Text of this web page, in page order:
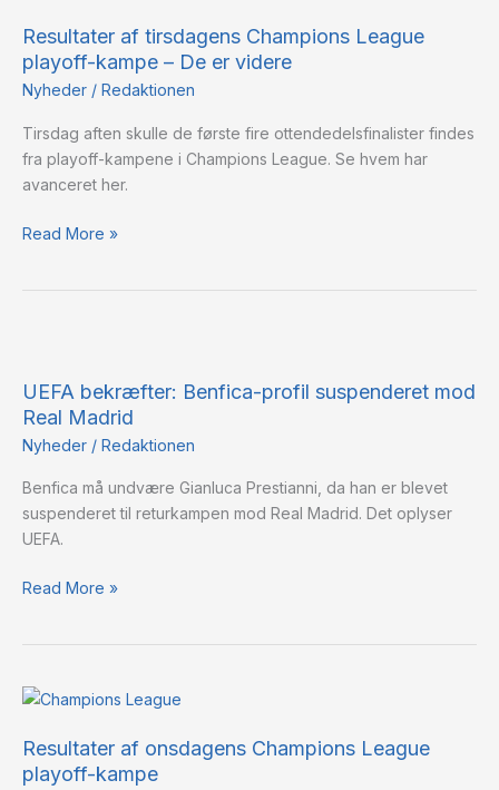
Resultater af tirsdagens Champions League
playoff-kampe – De er videre
Nyheder / Redaktionen
Tirsdag aften skulle de første fire ottendedelsfinalister findes
fra playoff-kampene i Champions League. Se hvem har
avanceret her.
tirsdagens
Champions
League
kampe
–
De
videre
Read More »
UEFA bekræfter: Benfica-profil suspenderet mod
Real Madrid
Nyheder / Redaktionen
Benfica må undvære Gianluca Prestianni, da han er blevet
suspenderet til returkampen mod Real Madrid. Det oplyser
UEFA.
Benfica-
profil
suspenderet
Real
Madrid
Read More »
Resultater af onsdagens Champions League
playoff-kampe
Resultater
onsdagens
Champions